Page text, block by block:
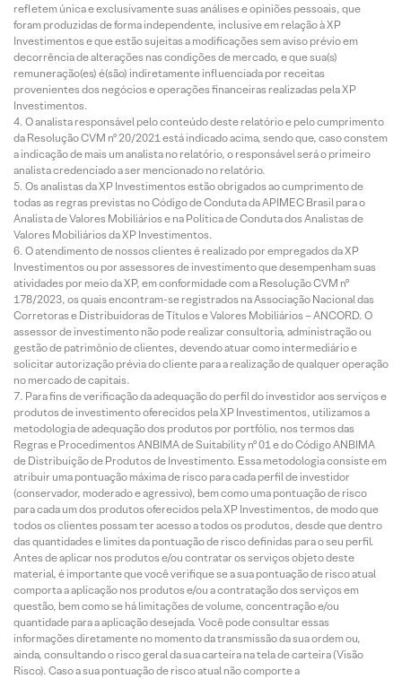
refletem única e exclusivamente suas análises e opiniões pessoais, que
foram produzidas de forma independente, inclusive em relação à XP
Investimentos e que estão sujeitas a modificações sem aviso prévio em
decorrência de alterações nas condições de mercado, e que sua(s)
remuneração(es) é(são) indiretamente influenciada por receitas
provenientes dos negócios e operações financeiras realizadas pela XP
Investimentos.
O analista responsável pelo conteúdo deste relatório e pelo cumprimento
da Resolução CVM nº 20/2021 está indicado acima, sendo que, caso constem
a indicação de mais um analista no relatório, o responsável será o primeiro
analista credenciado a ser mencionado no relatório.
Os analistas da XP Investimentos estão obrigados ao cumprimento de
todas as regras previstas no Código de Conduta da APIMEC Brasil para o
Analista de Valores Mobiliários e na Política de Conduta dos Analistas de
Valores Mobiliários da XP Investimentos.
O atendimento de nossos clientes é realizado por empregados da XP
Investimentos ou por assessores de investimento que desempenham suas
atividades por meio da XP, em conformidade com a Resolução CVM nº
178/2023, os quais encontram-se registrados na Associação Nacional das
Corretoras e Distribuidoras de Títulos e Valores Mobiliários – ANCORD. O
assessor de investimento não pode realizar consultoria, administração ou
gestão de patrimônio de clientes, devendo atuar como intermediário e
solicitar autorização prévia do cliente para a realização de qualquer operação
no mercado de capitais.
Para fins de verificação da adequação do perfil do investidor aos serviços e
produtos de investimento oferecidos pela XP Investimentos, utilizamos a
metodologia de adequação dos produtos por portfólio, nos termos das
Regras e Procedimentos ANBIMA de Suitability nº 01 e do Código ANBIMA
de Distribuição de Produtos de Investimento. Essa metodologia consiste em
atribuir uma pontuação máxima de risco para cada perfil de investidor
(conservador, moderado e agressivo), bem como uma pontuação de risco
para cada um dos produtos oferecidos pela XP Investimentos, de modo que
todos os clientes possam ter acesso a todos os produtos, desde que dentro
das quantidades e limites da pontuação de risco definidas para o seu perfil.
Antes de aplicar nos produtos e/ou contratar os serviços objeto deste
material, é importante que você verifique se a sua pontuação de risco atual
comporta a aplicação nos produtos e/ou a contratação dos serviços em
questão, bem como se há limitações de volume, concentração e/ou
quantidade para a aplicação desejada. Você pode consultar essas
informações diretamente no momento da transmissão da sua ordem ou,
ainda, consultando o risco geral da sua carteira na tela de carteira (Visão
Risco). Caso a sua pontuação de risco atual não comporte a